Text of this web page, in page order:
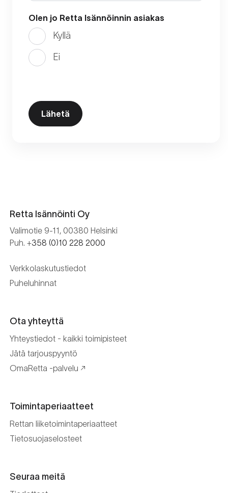
Olen jo Retta Isännöinnin asiakas
Kyllä
Ei
Retta Isännöinti Oy
Valimotie 9-11, 00380 Helsinki
Puh. +358 (0)10 228 2000
Verkkolaskutustiedot
Puheluhinnat
Ota yhteyttä
Yhteystiedot - kaikki toimipisteet
Jätä tarjouspyyntö
OmaRetta -palvelu
Toimintaperiaatteet
Rettan liiketoimintaperiaatteet
Tietosuojaselosteet
Seuraa meitä